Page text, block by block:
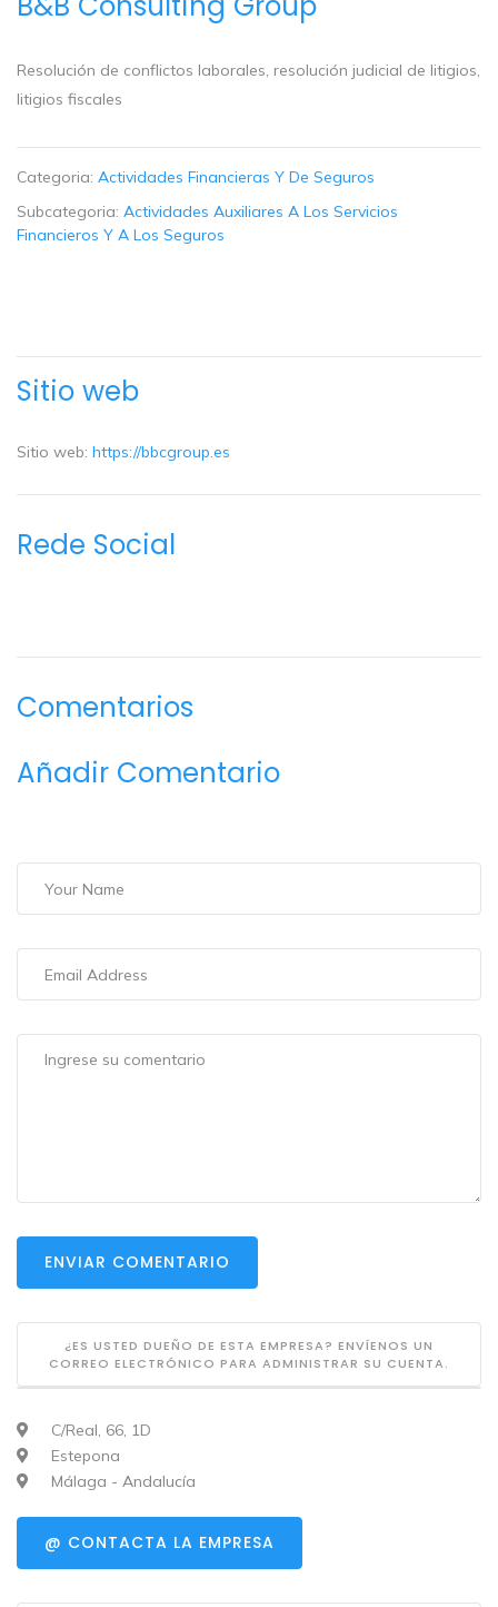
Resolución de conflictos laborales, resolución judicial de litigios,
litigios fiscales
Categoria: Actividades Financieras Y De Seguros
Subcategoria: Actividades Auxiliares A Los Servicios
Financieros Y A Los Seguros
Sitio web
Sitio web: https://bbcgroup.es
Rede Social
Comentarios
Añadir Comentario
ENVIAR COMENTARIO
¿ES USTED DUEÑO DE ESTA EMPRESA? ENVÍENOS UN
CORREO ELECTRÓNICO PARA ADMINISTRAR SU CUENTA.
C/Real, 66, 1D
Estepona
Málaga - Andalucía
@ CONTACTA LA EMPRESA